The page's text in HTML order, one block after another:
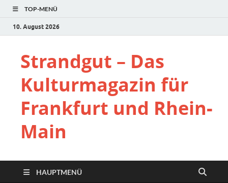
TOP-MENÜ
10. August 2026
Strandgut – Das
Kulturmagazin für
Frankfurt und Rhein-
Main
HAUPTMENÜ